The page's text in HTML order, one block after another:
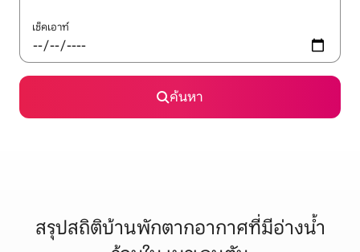
เช็คเอาท์
ค้นหา
สรุปสถิติบ้านพักตากอากาศที่มีอ่างน้ำ